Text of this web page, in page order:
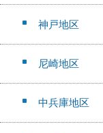
神戸地区
尼崎地区
中兵庫地区